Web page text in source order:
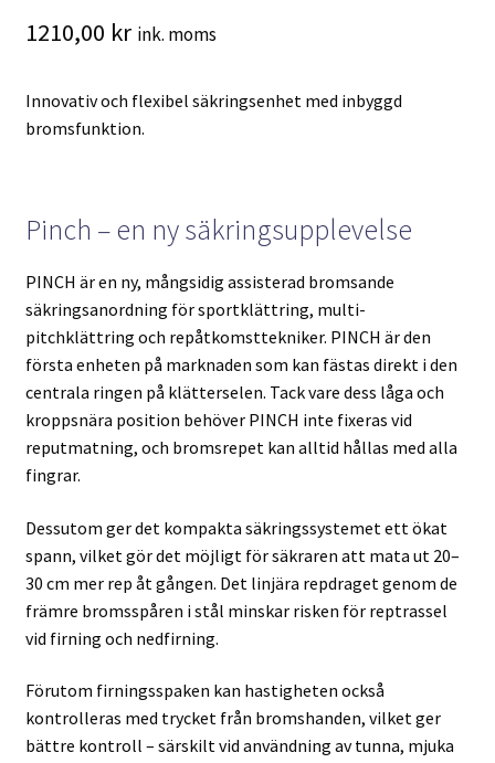
1210,00 kr ink. moms
Innovativ och flexibel säkringsenhet med inbyggd
bromsfunktion.
Pinch – en ny säkringsupplevelse
PINCH är en ny, mångsidig assisterad bromsande
säkringsanordning för sportklättring, multi-
pitchklättring och repåtkomsttekniker. PINCH är den
första enheten på marknaden som kan fästas direkt i den
centrala ringen på klätterselen. Tack vare dess låga och
kroppsnära position behöver PINCH inte fixeras vid
reputmatning, och bromsrepet kan alltid hållas med alla
fingrar.
Dessutom ger det kompakta säkringssystemet ett ökat
spann, vilket gör det möjligt för säkraren att mata ut 20–
30 cm mer rep åt gången. Det linjära repdraget genom de
främre bromsspåren i stål minskar risken för reptrassel
vid firning och nedfirning.
Förutom firningsspaken kan hastigheten också
kontrolleras med trycket från bromshanden, vilket ger
bättre kontroll – särskilt vid användning av tunna, mjuka